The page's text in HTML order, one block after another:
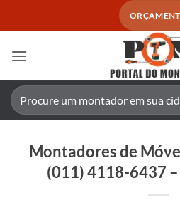
Pesquisar
por:
Montadores de
(011) 4118-6437